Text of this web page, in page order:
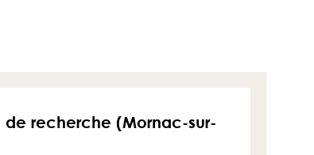
recherche (Mornac-sur-